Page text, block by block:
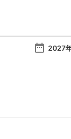
date_range 2027